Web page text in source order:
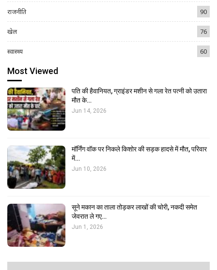
राजनीति 90
खेल 76
स्वास्थ्य 60
Most Viewed
पति की हैवानियत, ग्राइंडर मशीन से गला रेत पत्नी को उतारा
मौत के…
Jun 14, 2026
मॉर्निंग वॉक पर निकले किशोर की सड़क हादसे में मौत, परिवार
में…
Jun 10, 2026
सूने मकान का ताला तोड़कर लाखों की चोरी, नकदी समेत
जेवरात ले गए…
Jun 1, 2026